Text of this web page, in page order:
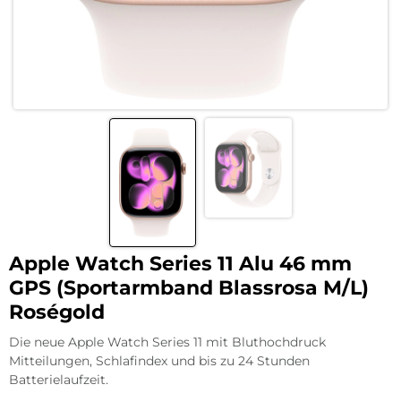
Apple Watch Series 11 Alu 46 mm
GPS (Sportarmband Blassrosa M/L)
Roségold
Die neue Apple Watch Series 11 mit Bluthochdruck
Mitteilungen, Schlafindex und bis zu 24 Stunden
Batterielaufzeit.